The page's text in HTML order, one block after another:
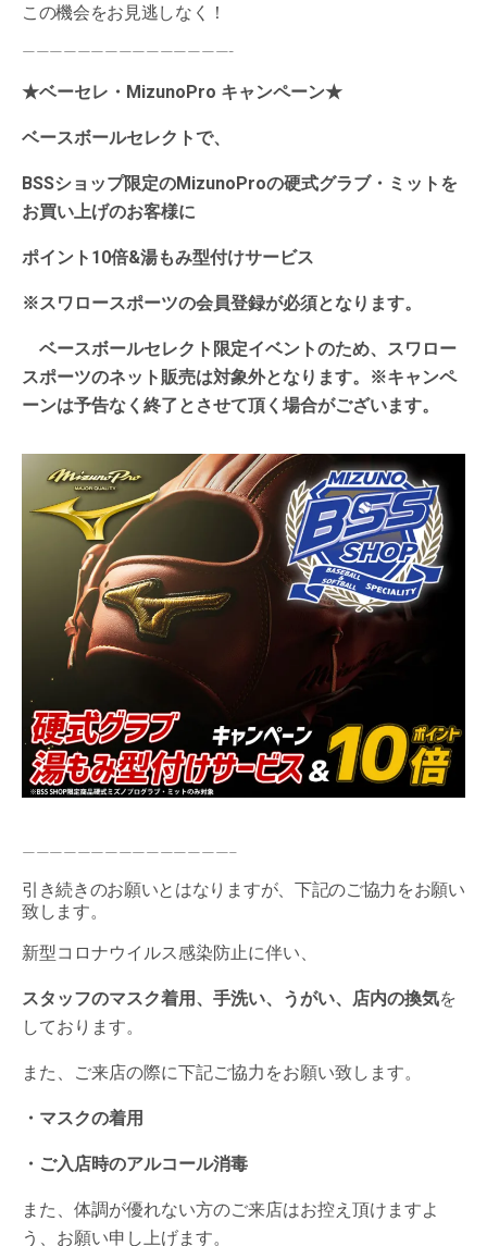
この機会をお見逃しなく！
———————————————-
★ベーセレ・MizunoPro キャンペーン★
ベースボールセレクトで、
BSSショップ限定のMizunoProの硬式グラブ・ミットを
お買い上げのお客様に
ポイント10倍&湯もみ型付けサービス
※スワロースポーツの会員登録が必須となります。
ベースボールセレクト限定イベントのため、 スワロー
スポーツのネット販売は対象外となります。※キャンペ
ーンは予告なく終了とさせて頂く場合がございます。
———————————————–
引き続きのお願いとはなりますが、下記のご協力をお願い
致します。
新型コロナウイルス感染防止に伴い、
スタッフのマスク着用、手洗い、うがい、店内の換気を
しております。
また、ご来店の際に下記ご協力をお願い致します。
・マスクの着用
・ご入店時のアルコール消毒
また、体調が優れない方のご来店はお控え頂けますよ
う、お願い申し上げます。